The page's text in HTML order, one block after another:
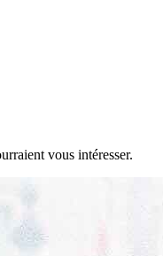
vous intéresser.